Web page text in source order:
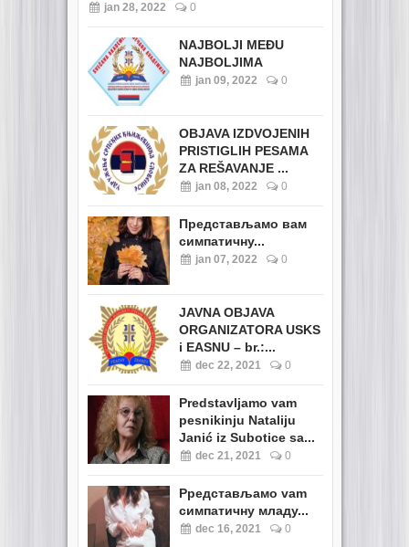
jan 28, 2022 0
NAJBOLJI MEĐU
NAJBOLJIMA
jan 09, 2022 0
OBJAVA IZDVOJENIH
PRISTIGLIH PESAMA
ZA REŠAVANJE ...
jan 08, 2022 0
Представљамо вам
симпатичну...
jan 07, 2022 0
JAVNA OBJAVA
ORGANIZATORA USKS
i EASNU – br.:...
dec 22, 2021 0
Predstavljamo vam
pesnikinju Nataliju
Janić iz Subotice sa...
dec 21, 2021 0
Pредстављамо vam
симпатичну младу...
dec 16, 2021 0